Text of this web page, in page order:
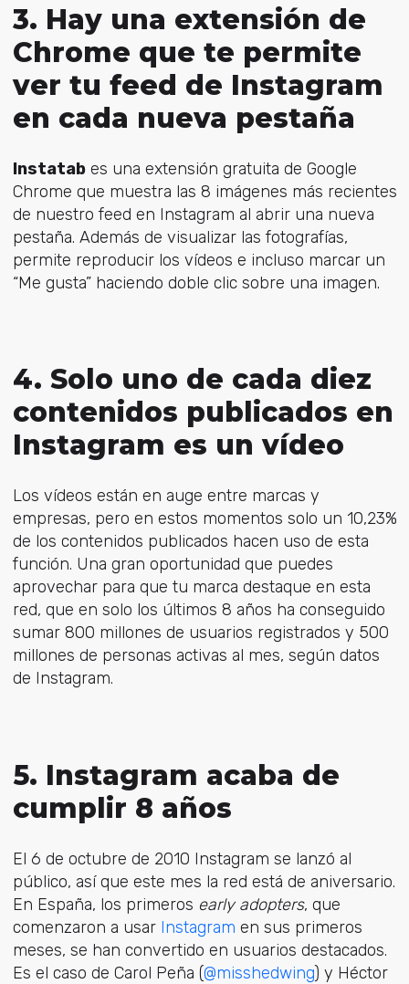
3. Hay una extensión de
Chrome que te permite
ver tu feed de Instagram
en cada nueva pestaña
Instatabes una extensión gratuita de Google
Chrome que muestra las 8 imágenes más recientes
de nuestro feed en Instagram al abrir una nueva
pestaña. Además de visualizar las fotografías,
permite reproducir los vídeos e incluso marcar un
“Me gusta” haciendo doble clic sobre una imagen.
4. Solo uno de cada diez
contenidos publicados en
Instagram es un vídeo
Los vídeos están en auge entre marcas y
empresas, pero en estos momentos solo un 10,23%
de los contenidos publicados hacen uso de esta
función. Una gran oportunidad que puedes
aprovechar para que tu marca destaque en esta
red, que en solo los últimos 8 años ha conseguido
sumar 800 millones de usuarios registrados y 500
millones de personas activas al mes, según datos
de Instagram.
5. Instagram acaba de
cumplir 8 años
El 6 de octubre de 2010 Instagram se lanzó al
público, así que este mes la red está de aniversario.
En España, los primeros early adopters, que
comenzaron a usar Instagram en sus primeros
meses, se han convertido en usuarios destacados.
Es el caso de Carol Peña (@misshedwing) y Héctor